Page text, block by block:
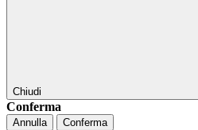
Chiudi
Conferma
Annulla Conferma